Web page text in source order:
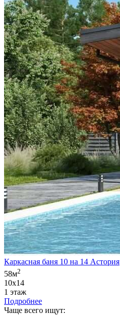
Каркасная баня 10 на 14 Астория
58м2
10х14
1 этаж
Подробнее
Чаще всего ищут: